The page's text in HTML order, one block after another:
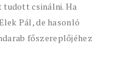
csinálni. Ha
Pál, de hasonló
főszereplőjéhez